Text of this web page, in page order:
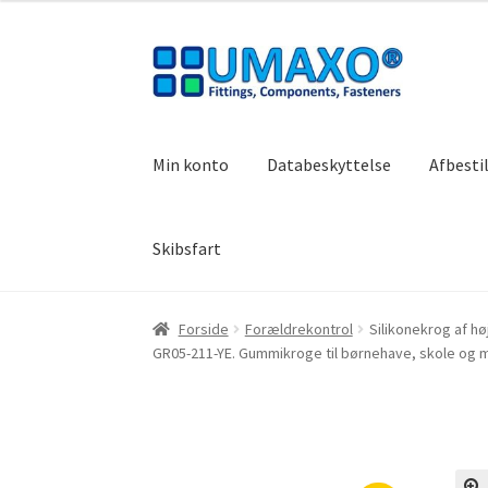
Spring
til
Spring
til
Min konto Databeskyttelse
Skibsfart
Forside Afbestillingsregler AGB
Forside Forældrekontrol
Silikonekrog af
GR05-211-YE. Gummikroge til børnehave, skole og